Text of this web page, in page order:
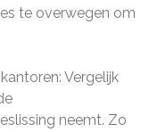
te overwegen om
Vergelijk
neemt. Zo